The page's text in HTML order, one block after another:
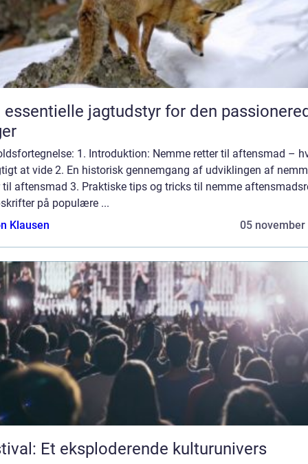
essentielle jagtudstyr for den
1. Introduktion: Nemme retter til aftensmad –
at vide 2. En historisk gennemgang af udviklingen af
til aftensmad 3. Praktiske tips og tricks til nemme
på populære ...
Klausen
05 november
Et eksploderende kulturunivers